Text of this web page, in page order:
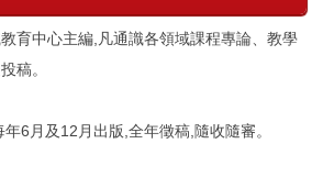
育中心主編,凡通識各領域課程專論、教學
稿。
6月及12月出版,全年徵稿,隨收隨審。